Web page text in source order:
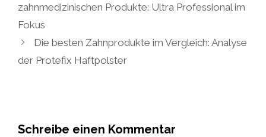
zahnmedizinischen Produkte: Ultra Professional im
Fokus
Die besten Zahnprodukte im Vergleich: Analyse
der Protefix Haftpolster
Schreibe einen Kommentar